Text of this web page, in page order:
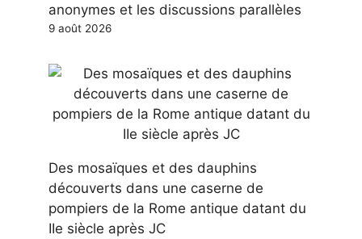
anonymes et les discussions parallèles
9 août 2026
Des mosaïques et des dauphins
découverts dans une caserne de
pompiers de la Rome antique datant du
IIe siècle après JC